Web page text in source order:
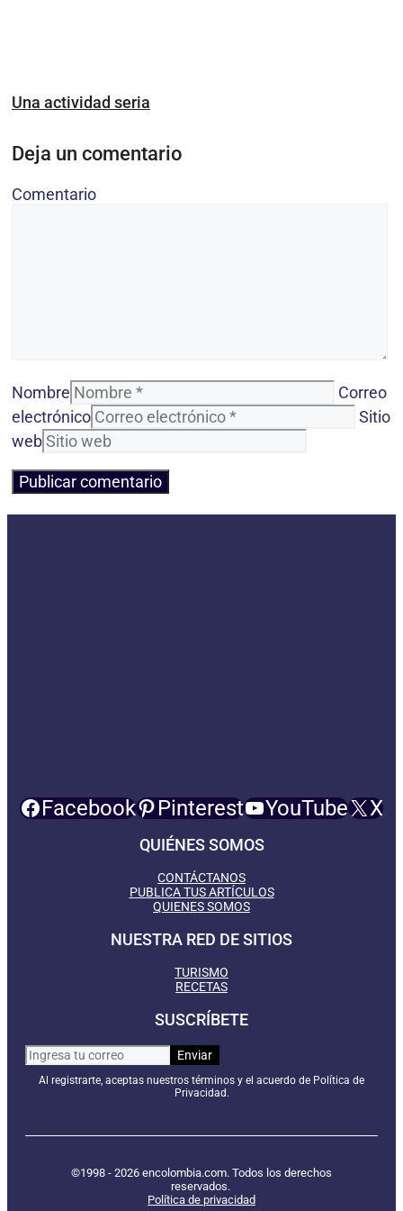
Una actividad seria
Deja un comentario
Comentario
Nombre
Correo
electrónico
Sitio
web
Facebook Pinterest YouTube X
QUIÉNES SOMOS
CONTÁCTANOS
PUBLICA TUS ARTÍCULOS
QUIENES SOMOS
NUESTRA RED DE SITIOS
TURISMO
RECETAS
SUSCRÍBETE
Al registrarte, aceptas nuestros términos y el acuerdo de Política de
Privacidad.
©1998 - 2026 encolombia.com. Todos los derechos
reservados.
Política de privacidad